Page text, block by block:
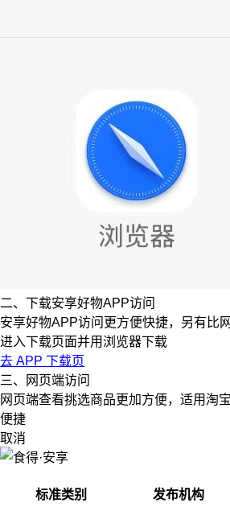
二、下载安享好物APP访问
安享好物APP访问更方便快捷，另有比
进入下载页面并用浏览器下载
去 APP 下载页
三、网页端访问
网页端查看挑选商品更加方便，适用淘
便捷
取消
标准类别 发布机构